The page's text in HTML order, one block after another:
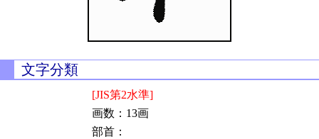
文字分類
[JIS第2水準]
画数：13画
部首：